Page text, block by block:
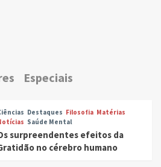
Especiais
Destaques Filosofia Matérias
Saúde Mental
surpreendentes efeitos da
no cérebro humano